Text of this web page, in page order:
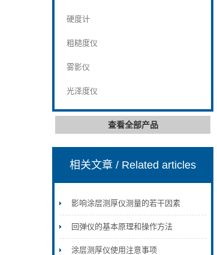
硬度计
粗糙度仪
雾影仪
光泽度仪
查看全部产品
相关文章/ Related articles
影响涂层测厚仪测量的若干因素
回弹仪的基本原理和操作方法
涂层测厚仪使用注意事项